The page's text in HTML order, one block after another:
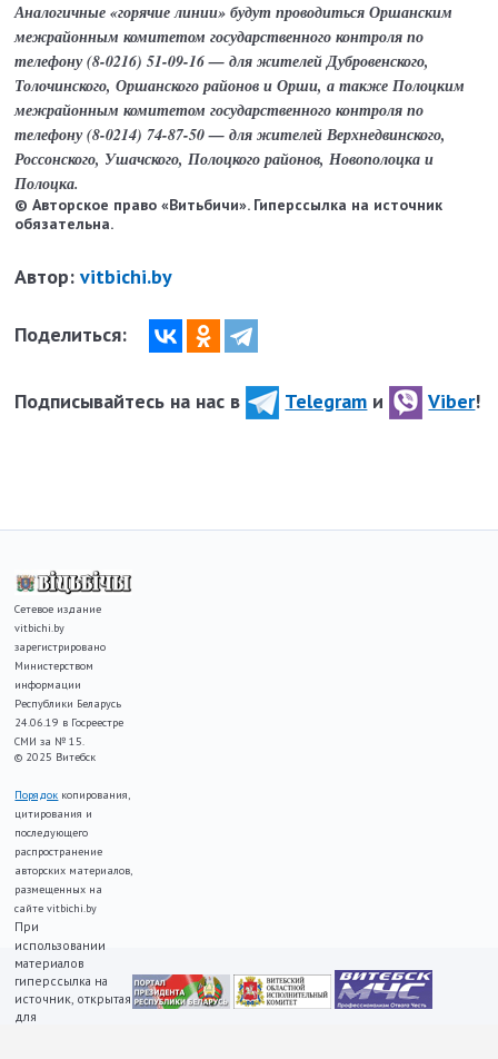
Аналогичные «горячие линии» будут проводиться Оршанским
межрайонным комитетом государственного контроля по
телефону (8-0216) 51-09-16 — для жителей Дубровенского,
Толочинского, Оршанского районов и Орши, а также Полоцким
межрайонным комитетом государственного контроля по
телефону (8-0214) 74-87-50 — для жителей Верхнедвинского,
Россонского, Ушачского, Полоцкого районов, Новополоцка и
Полоцка.
© Авторское право «Витьбичи». Гиперссылка на источник
обязательна.
Автор:vitbichi.by
Поделиться:
Подписывайтесь на нас в Telegram и Viber!
Сетевое издание
vitbichi.by
зарегистрировано
Министерством
информации
Республики Беларусь
24.06.19 в Госреестре
СМИ за № 15.
© 2025 Витебск
Порядок копирования,
цитирования и
последующего
распространение
авторских материалов,
размещенных на
сайте vitbichi.by
При
использовании
материалов
гиперссылка на
источник, открытая
для